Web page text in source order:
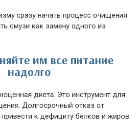
сразу начать процесс очищения.
смузи как замену одного из
им все питание
надолго
диета. Это инструмент для
Долгосрочный отказ от
к дефициту белков и жиров.